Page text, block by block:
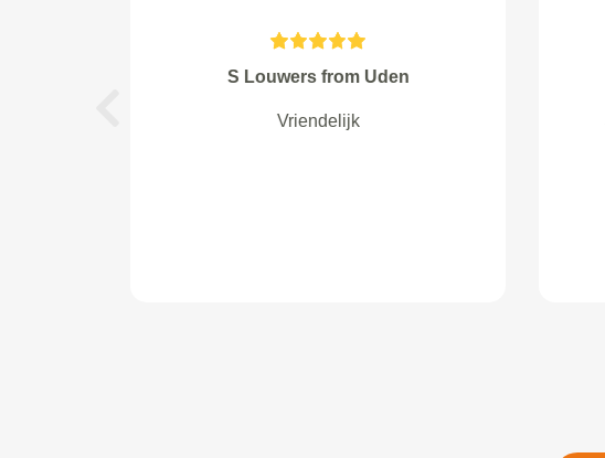
Van der Ploeg from